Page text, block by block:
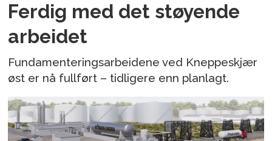
Ferdig med det støyende
arbeidet
Fundamenteringsarbeidene ved Kneppeskjær
øst er nå fullført – tidligere enn planlagt.